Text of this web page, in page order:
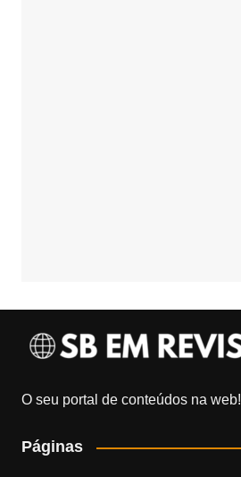
O seu portal de conteúdos na web!
Páginas